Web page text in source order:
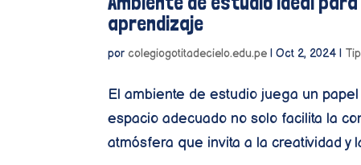
aprendizaje
por colegiogotitadecielo.edu.pe |Oct 2, 2024 |
El ambiente de estudio juega un
espacio adecuado no solo facilita la
atmósfera que invita a la creatividad y